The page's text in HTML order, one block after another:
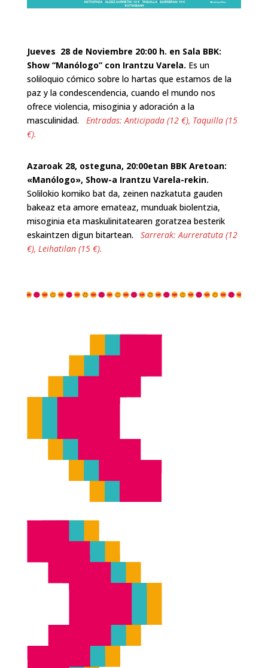
Jueves 28 de Noviembre 20:00 h. en Sala BBK:
Show “Manólogo” con Irantzu Varela. Es un
soliloquio cómico sobre lo hartas que estamos de la
paz y la condescendencia, cuando el mundo nos
ofrece violencia, misoginia y adoración a la
masculinidad. Entradas: Anticipada (12 €), Taquilla (15
€).
Azaroak 28, osteguna, 20:00etan BBK Aretoan:
«Manólogo», Show-a Irantzu Varela-rekin.
Solilokio komiko bat da, zeinen nazkatuta gauden
bakeaz eta amore emateaz, munduak biolentzia,
misoginia eta maskulinitatearen goratzea besterik
eskaintzen digun bitartean. Sarrerak: Aurreratuta (12
€), Leihatilan (15 €).